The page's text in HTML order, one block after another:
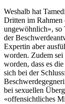
Weshalb hat
Dritten im Rahmen
ungewöhnlich», so
der
Expertin aber
worden. Zudem
worden, dass es
sich bei der
bei sexuellen
«offensichtliches